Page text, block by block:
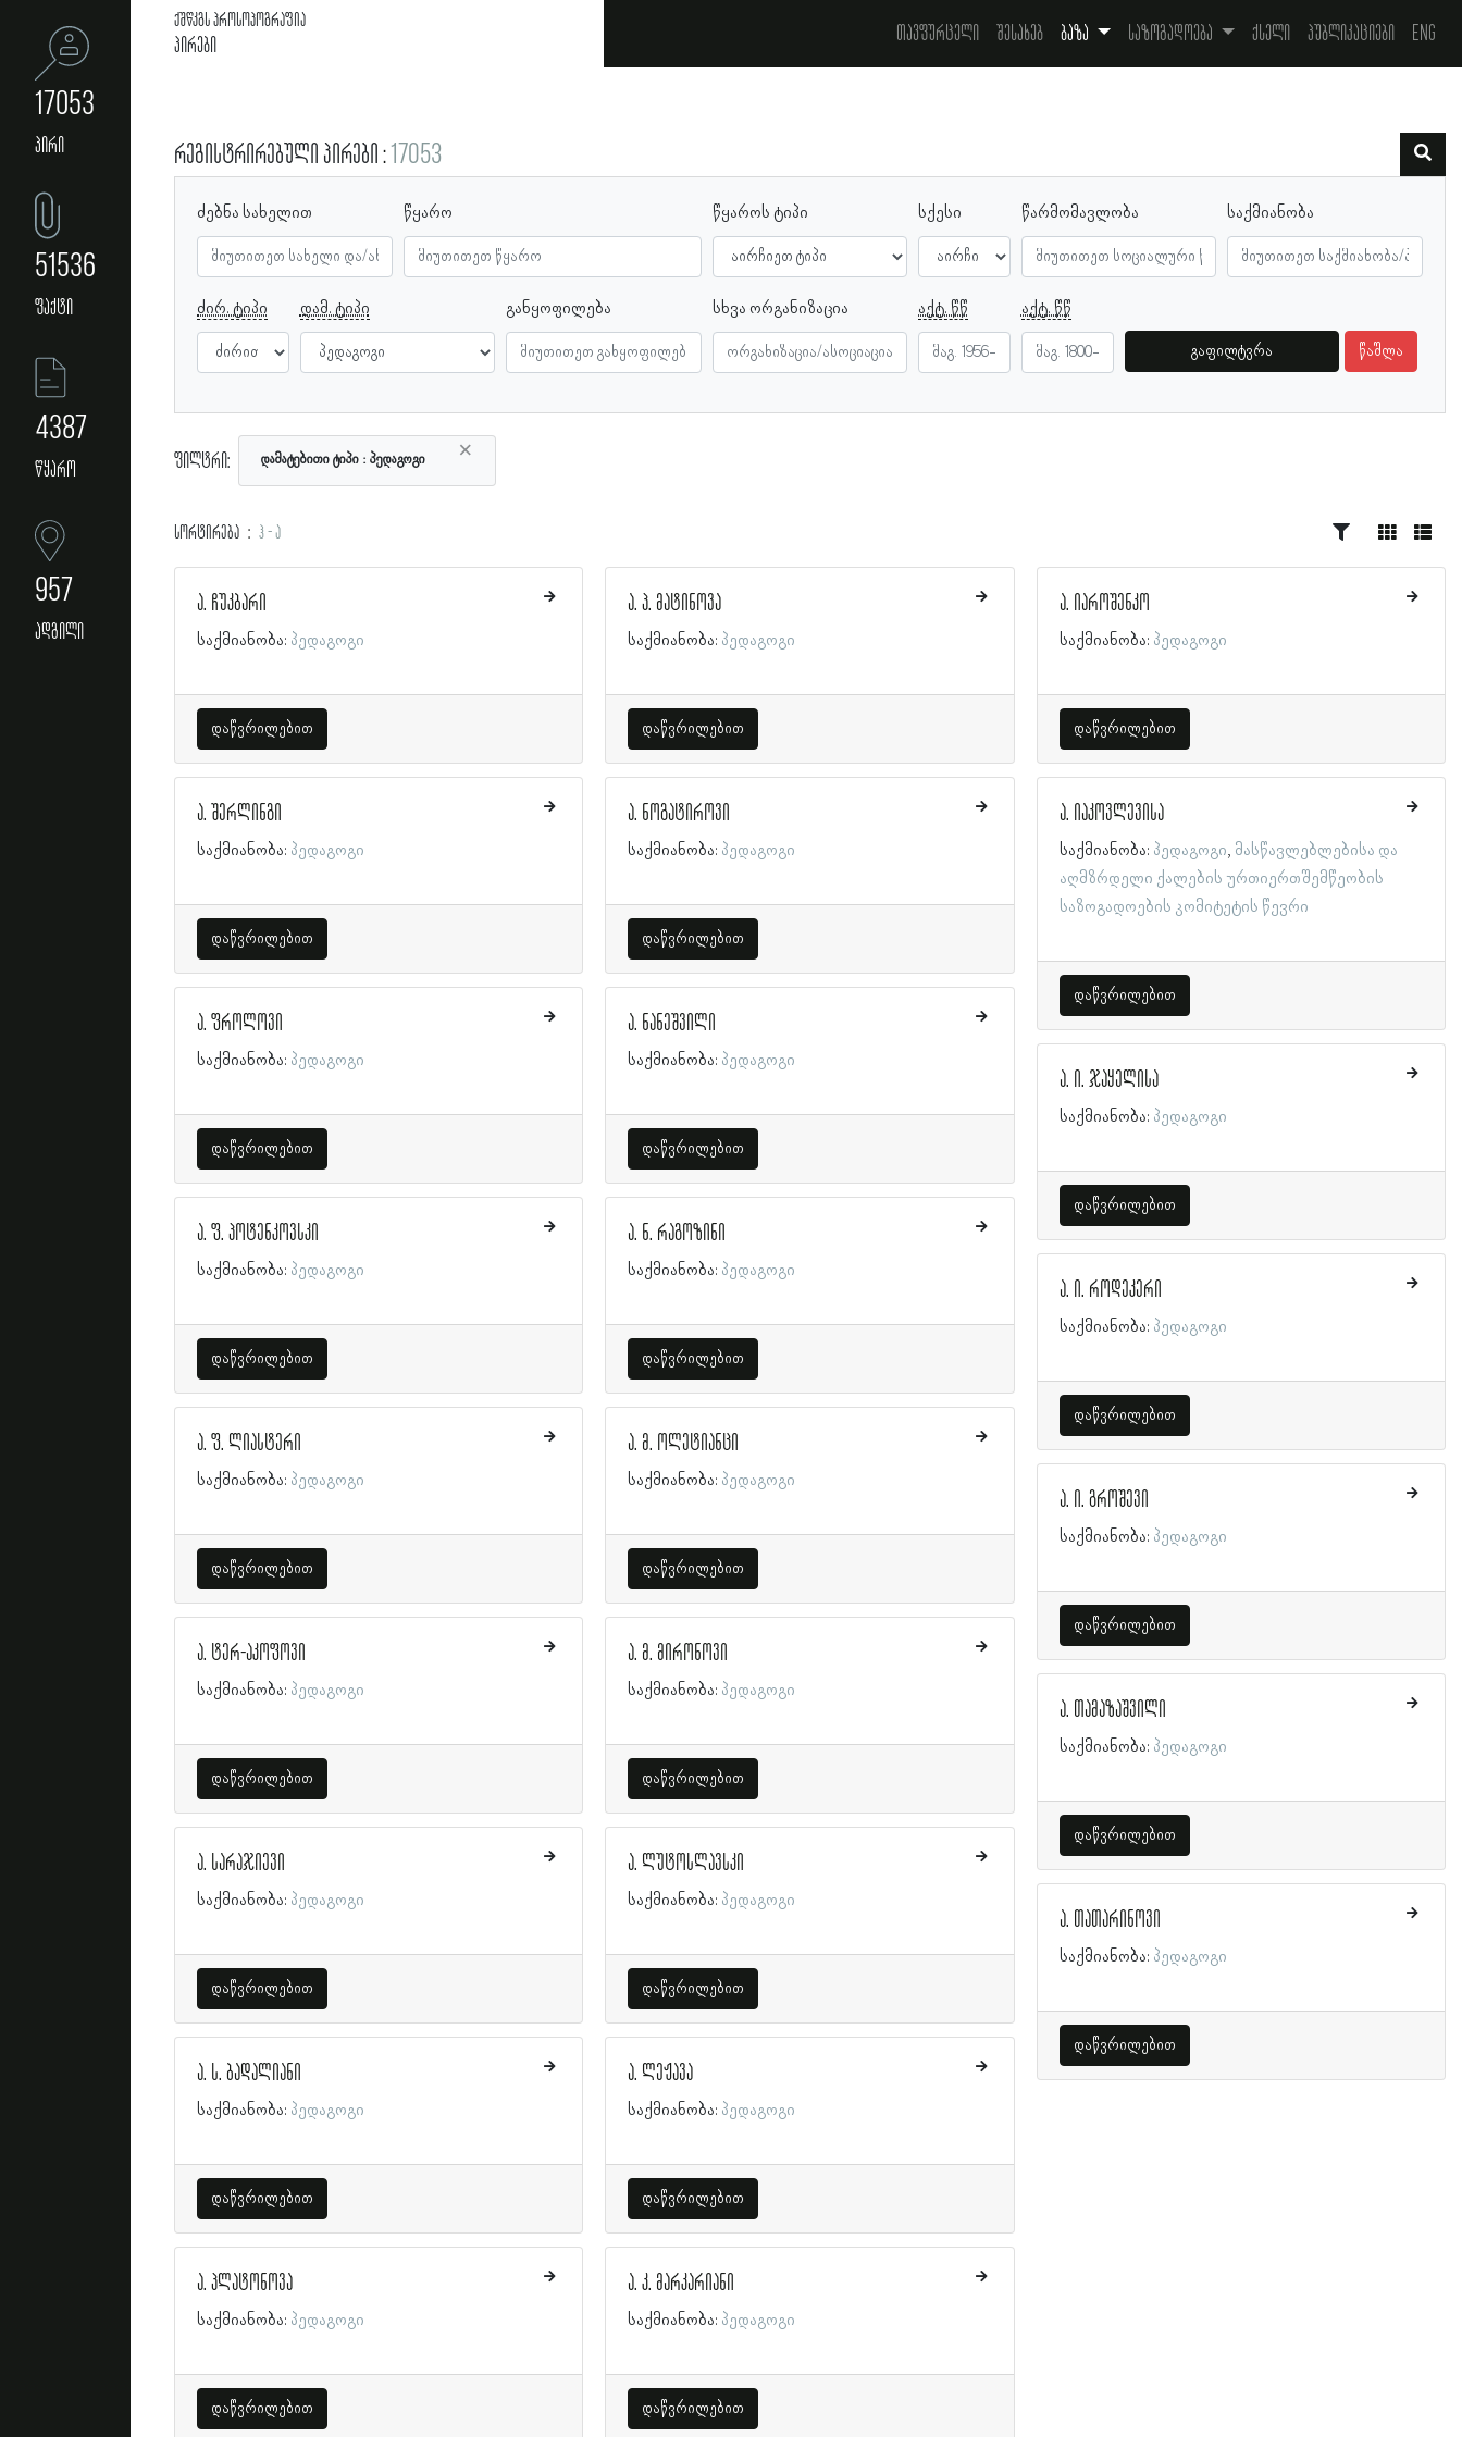
17053
პირი
51536
ფაქტი
4387
წყარო
957
ადგილი
ქშწკგს პროსოპოგრაფია
პირები თავფურცელი შესახებ ბაზა საზოგადოება ქსელი პუბლიკაციები Eng
რეგისტრირებული პირები 17053
ძებნა სახელით წყარო წყაროს ტიპი სქესი წარმომავლობა საქმიანობა
ძირ. ტიპი დამ. ტიპი განყოფილება სხვა ორგანიზაცია აქტ. წწ აქტ. წწ
გაფილტვრა წაშლა
ფილტრი: ×
დამატებითი ტიპი პედაგოგი
სორტირება ჰ - ა
ა. ჩუკბარი
საქმიანობა: პედაგოგი
დაწვრილებით
ა. შერლინგი
საქმიანობა: პედაგოგი
დაწვრილებით
ა. ფროლოვი
საქმიანობა: პედაგოგი
დაწვრილებით
ა. ფ. პოტენკოვსკი
საქმიანობა: პედაგოგი
დაწვრილებით
ა. ფ. ლიასტერი
საქმიანობა: პედაგოგი
დაწვრილებით
ა. ტერ-აკოფოვი
საქმიანობა: პედაგოგი
დაწვრილებით
ა. სარაჯიევი
საქმიანობა: პედაგოგი
დაწვრილებით
ა. ს. ბადალიანი
საქმიანობა: პედაგოგი
დაწვრილებით
ა. პლატონოვა
საქმიანობა: პედაგოგი
დაწვრილებით
ა. პ. მატინოვა
საქმიანობა: პედაგოგი
დაწვრილებით
ა. ნოგატიროვი
საქმიანობა: პედაგოგი
დაწვრილებით
ა. ნანეშვილი
საქმიანობა: პედაგოგი
დაწვრილებით
ა. ნ. რაგოზინი
საქმიანობა: პედაგოგი
დაწვრილებით
ა. მ. ოლეტიანცი
საქმიანობა: პედაგოგი
დაწვრილებით
ა. მ. მირონოვი
საქმიანობა: პედაგოგი
დაწვრილებით
ა. ლუტოსლავსკი
საქმიანობა: პედაგოგი
დაწვრილებით
ა. ლეჟავა
საქმიანობა: პედაგოგი
დაწვრილებით
ა. კ. მარკარიანი
საქმიანობა: პედაგოგი
დაწვრილებით
ა. იაროშენკო
საქმიანობა: პედაგოგი
დაწვრილებით
ა. იაკოვლევისა
საქმიანობა: პედაგოგი მასწავლებლებისა და
აღმზრდელი ქალების ურთიერთშემწეობის
საზოგადოების კომიტეტის წევრი
დაწვრილებით
ა. ი. ჯაყელისა
საქმიანობა: პედაგოგი
დაწვრილებით
ა. ი. როდეკერი
საქმიანობა: პედაგოგი
დაწვრილებით
ა. ი. გროშევი
საქმიანობა: პედაგოგი
დაწვრილებით
ა. თამაზაშვილი
საქმიანობა: პედაგოგი
დაწვრილებით
ა. თათარინოვი
საქმიანობა: პედაგოგი
დაწვრილებით